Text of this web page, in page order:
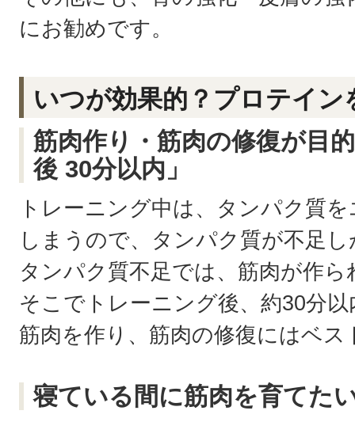
にお勧めです。
いつが効果的？プロテイ
筋肉作り・筋肉の修復が目
後 30分以内」
トレーニング中は、タンパク質
しまうので、タンパク質が不足し
タンパク質不足では、筋肉が作ら
そこでトレーニング後、約30分
筋肉を作り、筋肉の修復にはベ
寝ている間に筋肉を育てた